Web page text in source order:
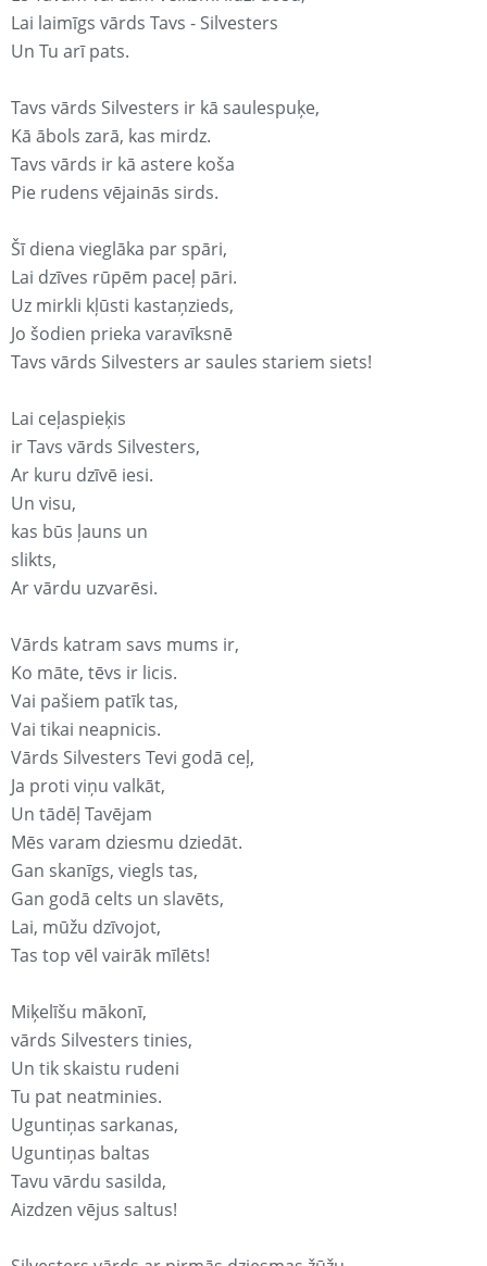
Lai laimīgs vārds Tavs - Silvesters
Un Tu arī pats.
Tavs vārds Silvesters ir kā saulespuķe,
Kā ābols zarā, kas mirdz.
Tavs vārds ir kā astere koša
Pie rudens vējainās sirds.
Šī diena vieglāka par spāri,
Lai dzīves rūpēm paceļ pāri.
Uz mirkli kļūsti kastaņzieds,
Jo šodien prieka varavīksnē
Tavs vārds Silvesters ar saules stariem siets!
Lai ceļaspieķis
ir Tavs vārds Silvesters,
Ar kuru dzīvē iesi.
Un visu,
kas būs ļauns un
slikts,
Ar vārdu uzvarēsi.
Vārds katram savs mums ir,
Ko māte, tēvs ir licis.
Vai pašiem patīk tas,
Vai tikai neapnicis.
Vārds Silvesters Tevi godā ceļ,
Ja proti viņu valkāt,
Un tādēļ Tavējam
Mēs varam dziesmu dziedāt.
Gan skanīgs, viegls tas,
Gan godā celts un slavēts,
Lai, mūžu dzīvojot,
Tas top vēl vairāk mīlēts!
Miķelīšu mākonī,
vārds Silvesters tinies,
Un tik skaistu rudeni
Tu pat neatminies.
Uguntiņas sarkanas,
Uguntiņas baltas
Tavu vārdu sasilda,
Aizdzen vējus saltus!